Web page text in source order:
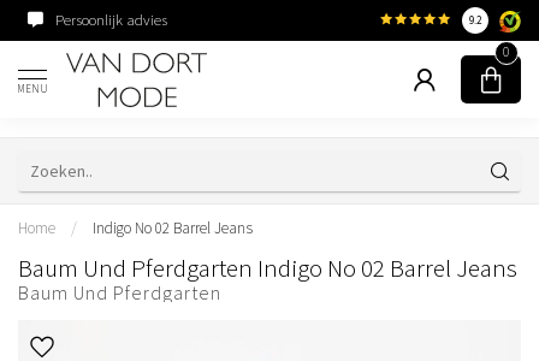
Persoonlijk advies Familiebedrijf sinds
9.2
MENU
0
Home / Indigo No 02 Barrel Jeans
Baum Und Pferdgarten Indigo No 02 Barrel Jeans
Baum Und Pferdgarten